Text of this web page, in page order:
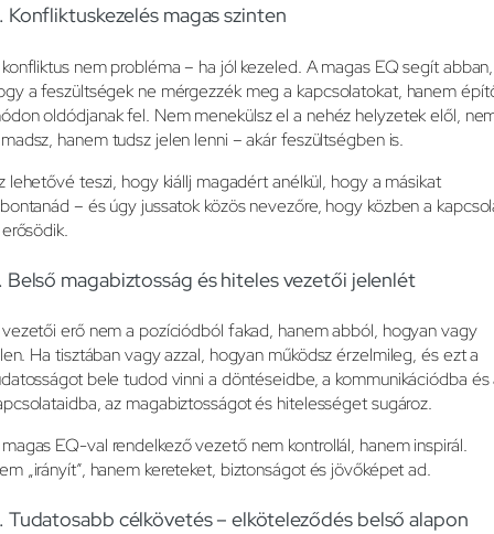
Konfliktuskezelés magas szinten
nem probléma – ha jól kezeled. A magas EQ segít abban,
a feszültségek ne mérgezzék meg a kapcsolatokat, hanem
oldódjanak fel. Nem menekülsz el a nehéz helyzetek elől,
hanem tudsz jelen lenni – akár feszültségben is.
lehetővé teszi, hogy kiállj magadért anélkül, hogy a másikat
– és úgy jussatok közös nevezőre, hogy közben a
Belső magabiztosság és hiteles vezetői jelenlét
erő nem a pozíciódból fakad, hanem abból, hogyan vagy
Ha tisztában vagy azzal, hogyan működsz érzelmileg, és ezt a
bele tudod vinni a döntéseidbe, a kommunikációdba és
az magabiztosságot és hitelességet sugároz.
EQ-val rendelkező vezető nem kontrollál, hanem inspirál.
„irányít”, hanem kereteket, biztonságot és jövőképet ad.
Tudatosabb célkövetés – elköteleződés belső alapon